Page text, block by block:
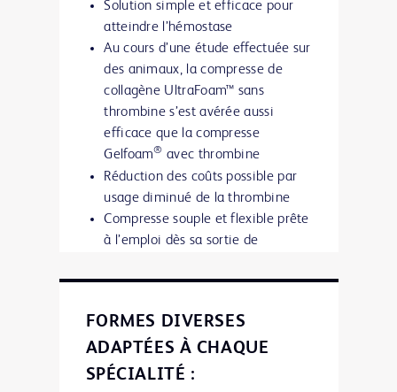
Solution simple et efficace pour
atteindre l’hémostase
Au cours d’une étude effectuée sur
des animaux, la compresse de
collagène UltraFoam™ sans
thrombine s’est avérée aussi
efficace que la compresse
Gelfoam® avec thrombine
Réduction des coûts possible par
usage diminué de la thrombine
Compresse souple et flexible prête
à l’emploi dès sa sortie de
Aucun trempage nécessaire.
En savoir plus
FORMES DIVERSES
ADAPTÉES À CHAQUE
SPÉCIALITÉ :